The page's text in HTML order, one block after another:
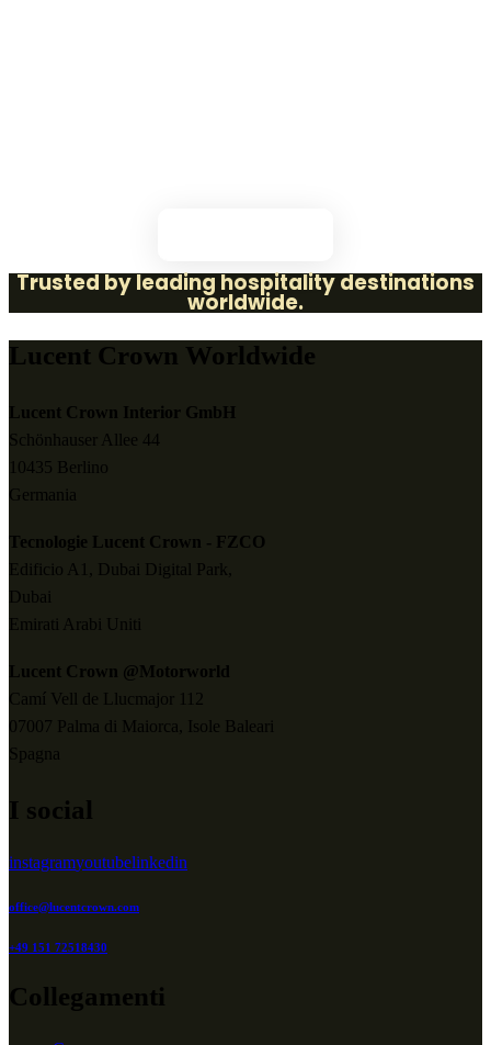
Trusted by leading hospitality destinations
worldwide.
Lucent Crown Worldwide
Lucent Crown Interior GmbH
Schönhauser Allee 44
10435 Berlino
Germania
Tecnologie Lucent Crown - FZCO
Edificio A1, Dubai Digital Park,
Dubai
Emirati Arabi Uniti
Lucent Crown @Motorworld
Camí Vell de Llucmajor 112
07007 Palma di Maiorca, Isole Baleari
Spagna
I social
instagramyoutubelinkedin
office@lucentcrown.com
+49 151 72518430
Collegamenti